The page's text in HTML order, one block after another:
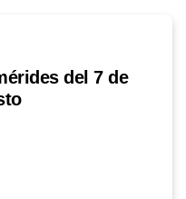
del 7 de